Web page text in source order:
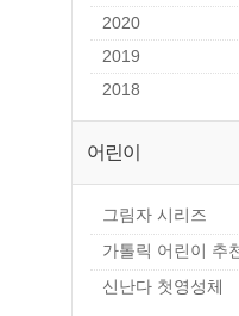
2020
2019
2018
어린이
그림자 시리즈
가톨릭 어린이 추
신난다 첫영성체